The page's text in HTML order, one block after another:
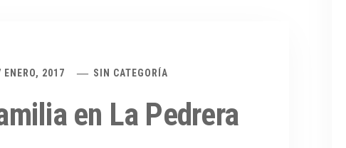
ENERO, 2017 SIN CATEGORÍA
en La Pedrera